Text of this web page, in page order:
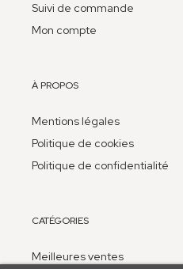
Suivi de commande
Mon compte
À PROPOS
Mentions légales
Politique de cookies
Politique de confidentialité
CATÉGORIES
Meilleures ventes